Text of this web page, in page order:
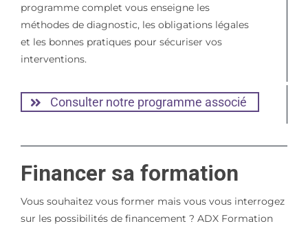
programme complet vous enseigne les
méthodes de diagnostic, les obligations légales
et les bonnes pratiques pour sécuriser vos
interventions.
Consulter notre programme associé
Financer sa formation
Vous souhaitez vous former mais vous vous interrogez
sur les possibilités de financement ? ADX Formation